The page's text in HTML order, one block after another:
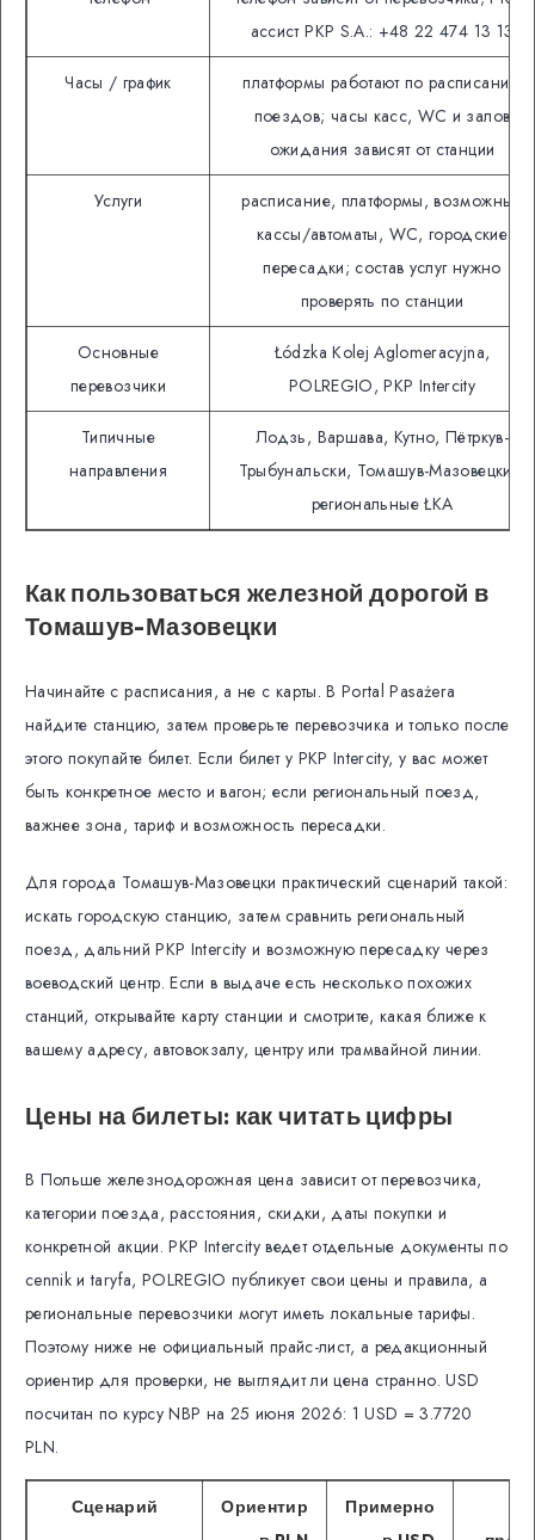
ассист PKP S.A.: +48 22 474 13 13
Часы / график
платформы работают по расписанию
поездов; часы касс, WC и залов
ожидания зависят от станции
Услуги
расписание, платформы, возможные
кассы/автоматы, WC, городские
пересадки; состав услуг нужно
проверять по станции
Основные
перевозчики
Łódzka Kolej Aglomeracyjna,
POLREGIO, PKP Intercity
Типичные
направления
Лодзь, Варшава, Кутно, Пётркув-
Трыбунальски, Томашув-Мазовецки и
региональные ŁKA
Как пользоваться железной дорогой в
Томашув-Мазовецки
Начинайте с расписания, а не с карты. В Portal Pasażera
найдите станцию, затем проверьте перевозчика и только после
этого покупайте билет. Если билет у PKP Intercity, у вас может
быть конкретное место и вагон; если региональный поезд,
важнее зона, тариф и возможность пересадки.
Для города Томашув-Мазовецки практический сценарий такой:
искать городскую станцию, затем сравнить региональный
поезд, дальний PKP Intercity и возможную пересадку через
воеводский центр. Если в выдаче есть несколько похожих
станций, открывайте карту станции и смотрите, какая ближе к
вашему адресу, автовокзалу, центру или трамвайной линии.
Цены на билеты: как читать цифры
В Польше железнодорожная цена зависит от перевозчика,
категории поезда, расстояния, скидки, даты покупки и
конкретной акции. PKP Intercity ведет отдельные документы по
cennik и taryfa, POLREGIO публикует свои цены и правила, а
региональные перевозчики могут иметь локальные тарифы.
Поэтому ниже не официальный прайс-лист, а редакционный
ориентир для проверки, не выглядит ли цена странно. USD
посчитан по курсу NBP на 25 июня 2026: 1 USD = 3.7720
PLN.
Сценарий
Ориентир
Примерно